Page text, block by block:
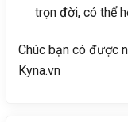
trọn đời, có thể
Chúc bạn có được
Kyna.vn